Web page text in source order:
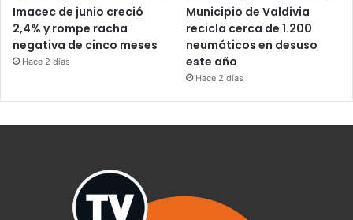
Imacec de junio creció
2,4% y rompe racha
negativa de cinco meses
Hace 2 días
Municipio de Valdivia
recicla cerca de 1.200
neumáticos en desuso
este año
Hace 2 días